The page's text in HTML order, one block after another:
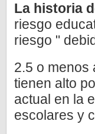
La historia
riesgo
riesgo "
2.5 o menos
tienen alto
actual en la
escolares y